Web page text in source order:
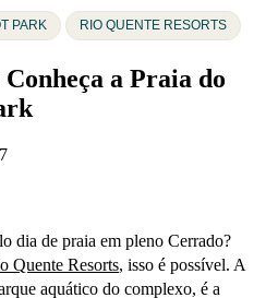
PARK RIO QUENTE RESORTS
a Praia do
dia de praia em pleno Cerrado?
Quente Resorts, isso é possível. A
aquático do complexo, é a